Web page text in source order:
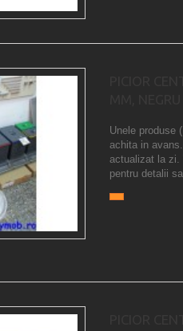
Unele produse
achita in
actualizat la zi.
pentru detalii